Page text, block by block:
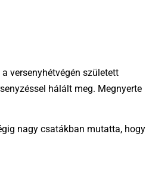
versenyhétvégén született
hálált meg. Megnyerte
nagy csatákban mutatta, hogy